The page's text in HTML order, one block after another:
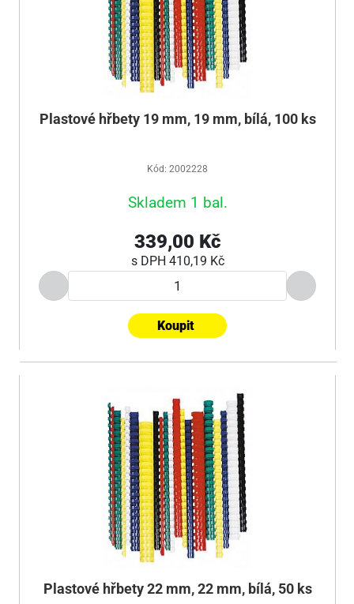
Plastové hřbety 19 mm, 19 mm, bílá, 100 ks
Kód: 2002228
Skladem 1 bal.
339,00 Kč
s DPH 410,19 Kč
Koupit
Plastové hřbety 22 mm, 22 mm, bílá, 50 ks